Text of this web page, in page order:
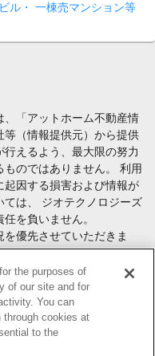
ル・ 一棟売マンション等
、「アットホーム不動産情
（情報提供元）から提供
えるよう、最大限の努力
のではありません。 利用
因する損害および情報が
は、 ジオテクノロジーズ
を負いません。
優先させていただきま
みます）の際には、内容
り十分な説明を受け、ご自
他不動産業務ソリューシ
せはこちら
the purposes of
of our site and for
You can
through cookies at
to the